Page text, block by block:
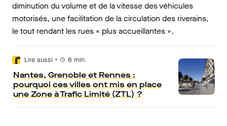
diminution du volume et de la vitesse des véhicules
motorisés, une facilitation de la circulation des riverains,
le tout rendant les rues « plus accueillantes ».
Lire aussi • 6 min
Nantes, Grenoble et Rennes :
pourquoi ces villes ont mis en place
une Zone à Trafic Limité (ZTL) ?